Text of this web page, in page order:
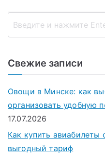
записям
Свежие записи
Овощи в Минске: как
организовать удобную
17.07.2026
Как купить авиабилеты
выгодный тариф